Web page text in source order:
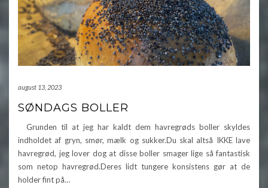
august 13, 2023
SØNDAGS BOLLER
Grunden til at jeg har kaldt dem havregrøds boller skyldes
indholdet af gryn, smør, mælk og sukker.Du skal altså IKKE lave
havregrød, jeg lover dog at disse boller smager lige så fantastisk
som netop havregrød.Deres lidt tungere konsistens gør at de
holder fint på…